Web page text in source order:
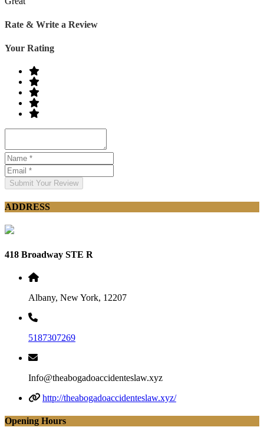
Rate & Write a Review
Your Rating
Submit Your Review
ADDRESS
418 Broadway STE R
Albany, New York, 12207
5187307269
Info@theabogadoaccidenteslaw.xyz
http://theabogadoaccidenteslaw.xyz/
Opening Hours